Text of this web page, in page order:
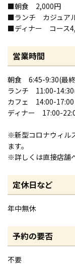
■朝食 2,000円
■ランチ カジュア
■ディナー コース
営業時間
朝食 6:45-9:30(最終
ランチ 11:00-
カフェ 14:00-17:00
ディナー 17:00-
※新型コロナウィル
ます。
※詳しくは直接店舗
定休日など
年中無休
予約の要否
不要